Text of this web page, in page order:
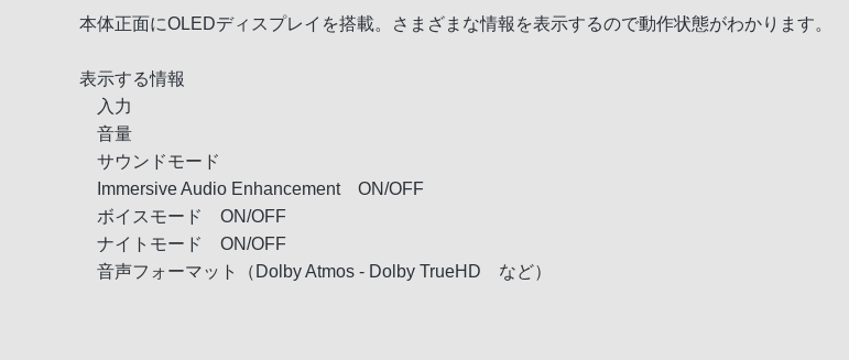
本体正面にOLEDディスプレイを搭載。さまざまな情報を表示するので動作状態がわかります。
表示する情報
入力
音量
サウンドモード
Immersive Audio Enhancement ON/OFF
ボイスモード ON/OFF
ナイトモード ON/OFF
音声フォーマット（Dolby Atmos - Dolby TrueHD など）